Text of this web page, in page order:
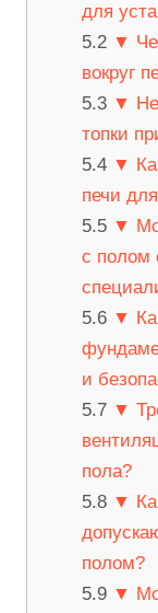
для
▼
вокруг
▼ Не
топки
▼
печи
▼
с полом
▼
и
▼
пола?
▼
полом?
▼